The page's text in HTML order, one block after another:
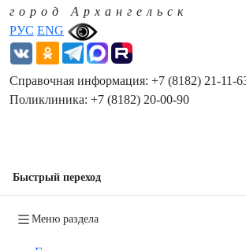
РУС ENG
город Архангельск
Справочная информация: +7 (8182) 21-11-
Поликлиника: +7 (8182) 20-00-90
Быстрый переход
Меню раздела